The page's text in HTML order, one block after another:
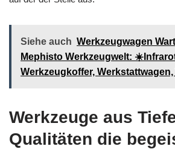
Siehe auch Werkzeugwagen
Mephisto Werkzeugwelt:
Werkzeugkoffer,
Werkzeuge aus
Qualitäten die